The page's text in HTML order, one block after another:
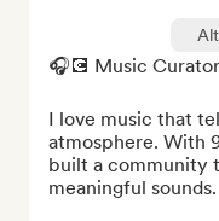
🎧💽 Music
I love music that
atmosphere. With
built a community
meaningful sounds.